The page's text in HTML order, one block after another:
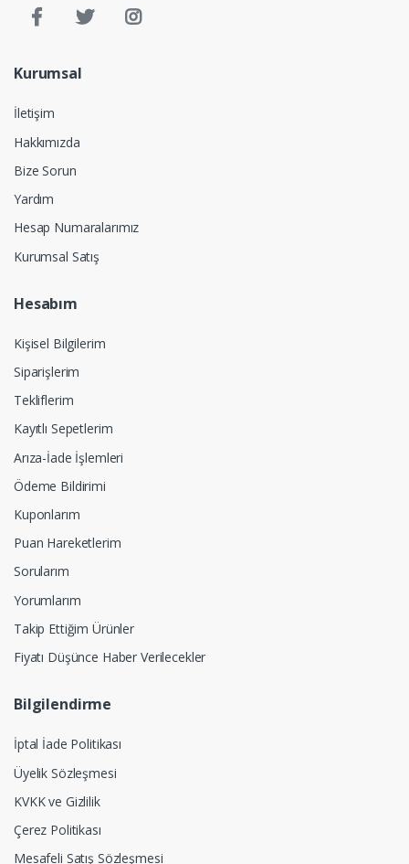
Kurumsal
İletişim
Hakkımızda
Bize Sorun
Yardım
Hesap Numaralarımız
Kurumsal Satış
Hesabım
Kişisel Bilgilerim
Siparişlerim
Tekliflerim
Kayıtlı Sepetlerim
Arıza-İade İşlemleri
Ödeme Bildirimi
Kuponlarım
Puan Hareketlerim
Sorularım
Yorumlarım
Takip Ettiğim Ürünler
Fiyatı Düşünce Haber Verilecekler
Bilgilendirme
İptal İade Politikası
Üyelik Sözleşmesi
KVKK ve Gizlilik
Çerez Politikası
Mesafeli Satış Sözleşmesi